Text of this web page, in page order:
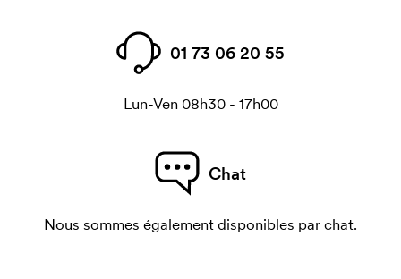
01 73 06 20 55
Lun-Ven 08h30 - 17h00
Chat
Nous sommes également disponibles par chat.